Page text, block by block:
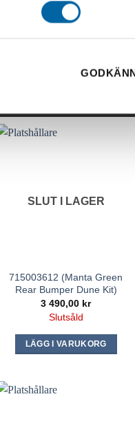
SLUT I LAGER
715003612 (Manta Green
Rear Bumper Dune Kit)
3 490,00 kr
Slutsåld
LÄGG I VARUKORG